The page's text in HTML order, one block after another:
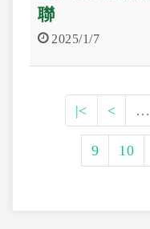
聯
2025/1/7
|< < …
9 10